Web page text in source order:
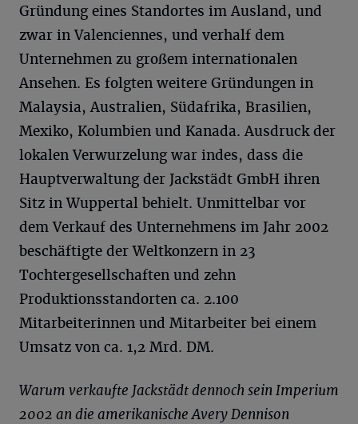
Gründung eines Standortes im Ausland, und
zwar in Valenciennes, und verhalf dem
Unternehmen zu großem internationalen
Ansehen. Es folgten weitere Gründungen in
Malaysia, Australien, Südafrika, Brasilien,
Mexiko, Kolumbien und Kanada. Ausdruck der
lokalen Verwurzelung war indes, dass die
Hauptverwaltung der Jackstädt GmbH ihren
Sitz in Wuppertal behielt. Unmittelbar vor
dem Verkauf des Unternehmens im Jahr 2002
beschäftigte der Weltkonzern in 23
Tochtergesellschaften und zehn
Produktionsstandorten ca. 2.100
Mitarbeiterinnen und Mitarbeiter bei einem
Umsatz von ca. 1,2 Mrd. DM.
Warum verkaufte Jackstädt dennoch sein Imperium
2002 an die amerikanische Avery Dennison